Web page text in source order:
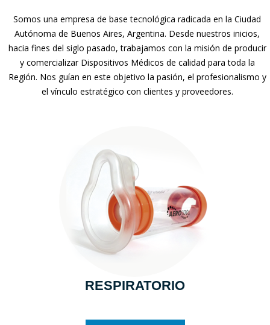
Somos una empresa de base tecnológica radicada en la Ciudad
Autónoma de Buenos Aires, Argentina. Desde nuestros inicios,
hacia fines del siglo pasado, trabajamos con la misión de producir
y comercializar Dispositivos Médicos de calidad para toda la
Región. Nos guían en este objetivo la pasión, el profesionalismo y
el vínculo estratégico con clientes y proveedores.
RESPIRATORIO